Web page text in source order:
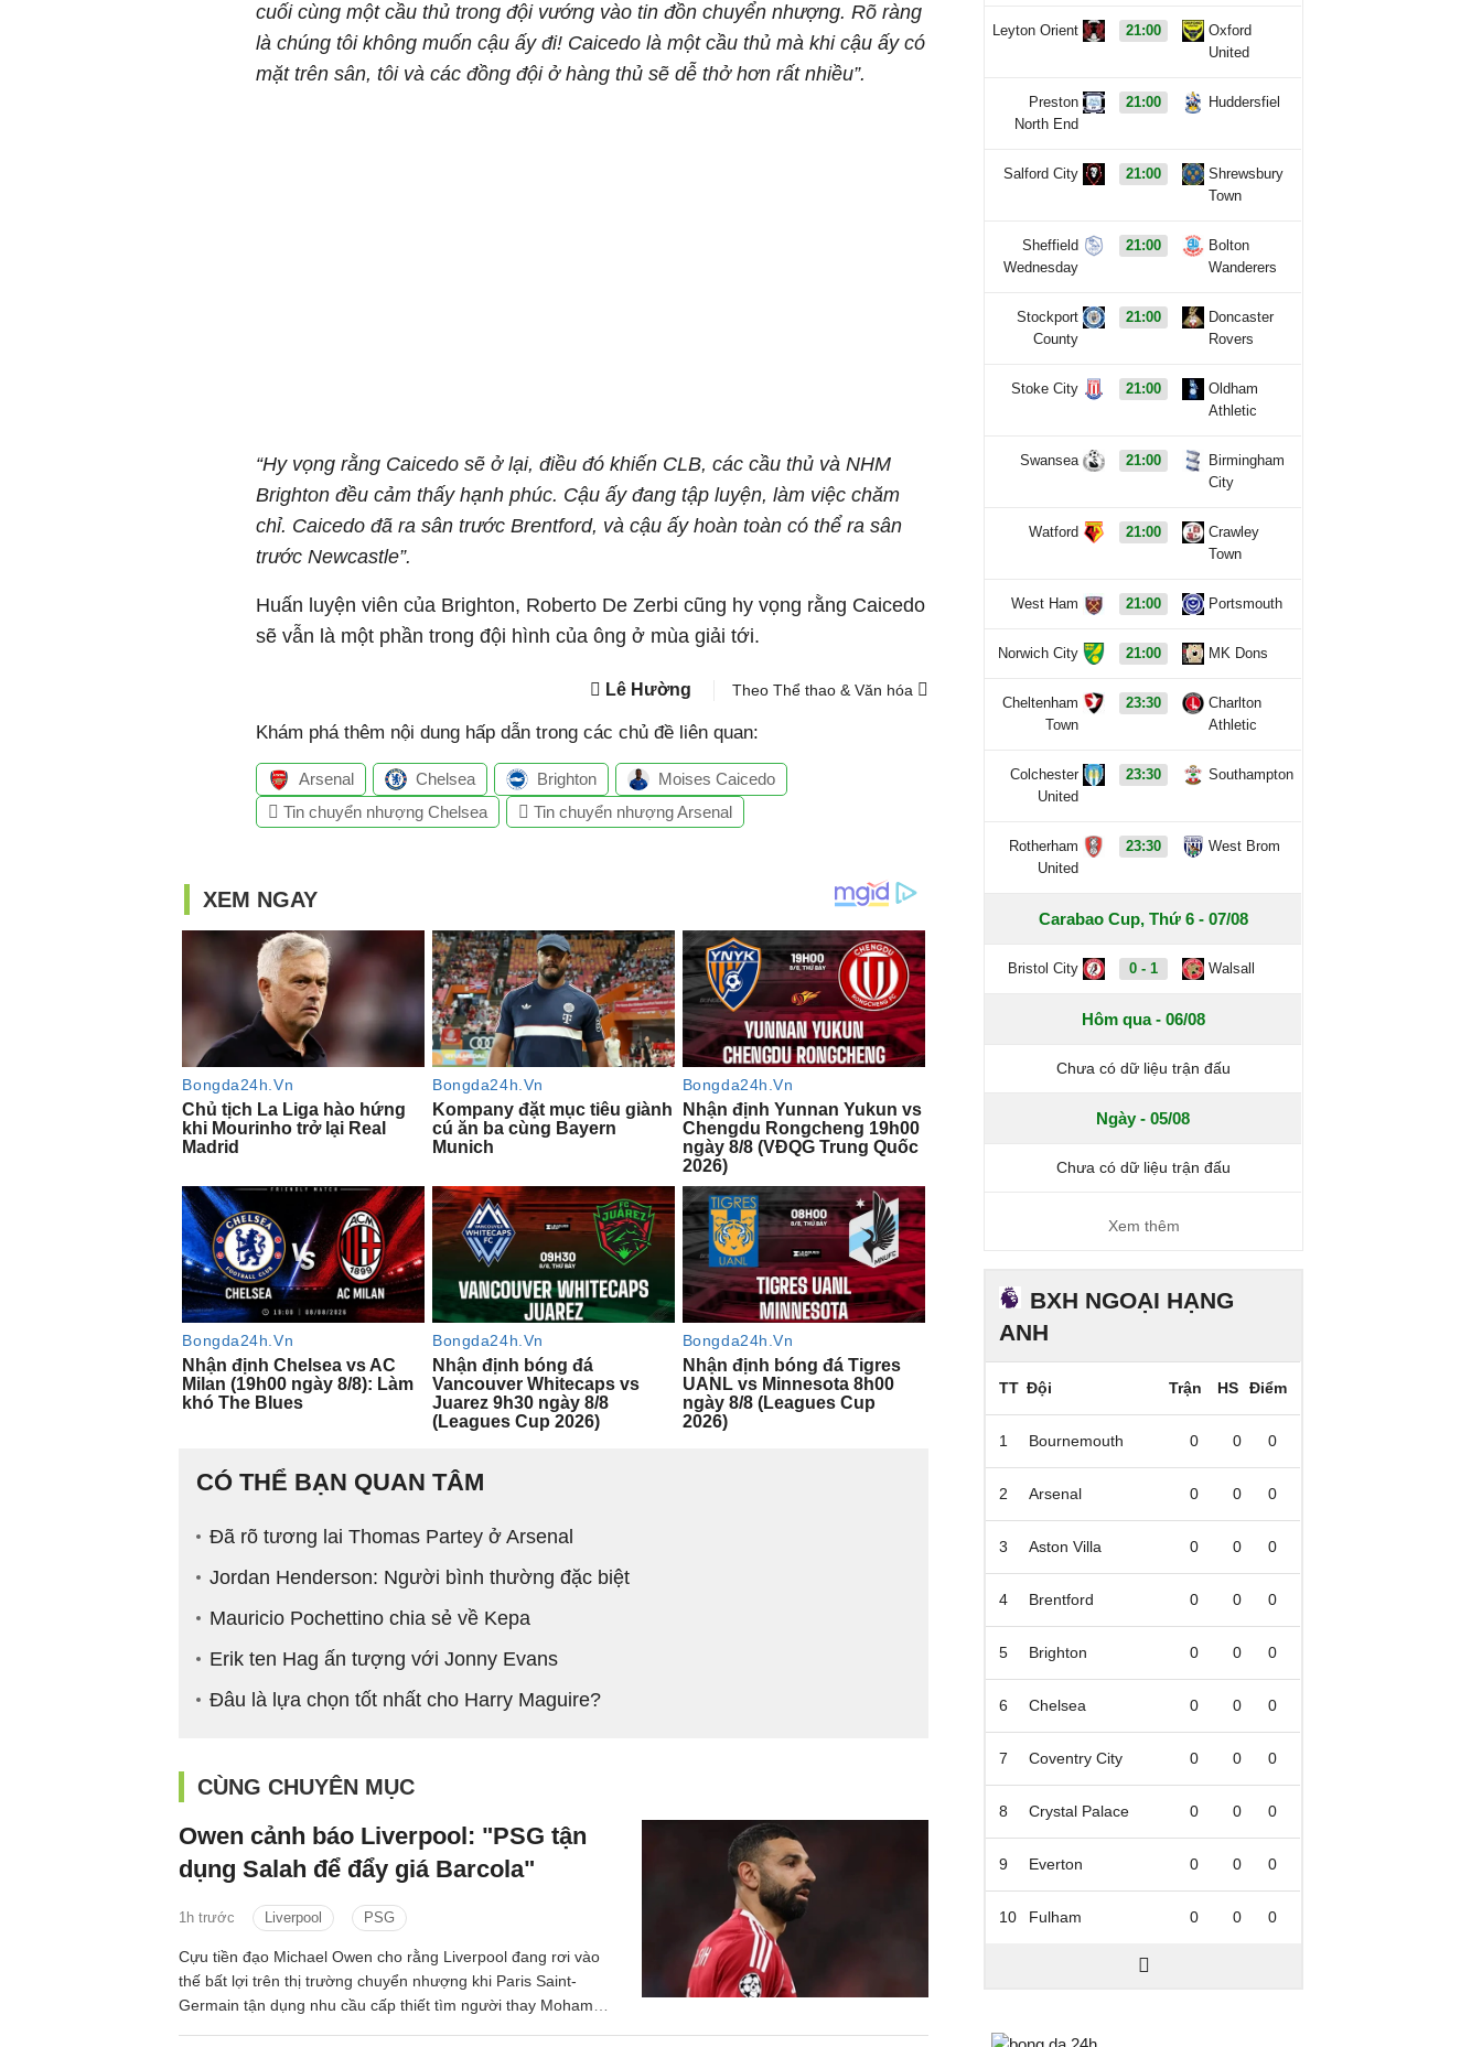
cuối cùng một cầu thủ trong đội vướng vào tin đồn chuyển nhượng. Rõ ràng
là chúng tôi không muốn cậu ấy đi! Caicedo là một cầu thủ mà khi cậu ấy có
mặt trên sân, tôi và các đồng đội ở hàng thủ sẽ dễ thở hơn rất nhiều”.
“Hy vọng rằng Caicedo sẽ ở lại, điều đó khiến CLB, các cầu thủ và NHM
Brighton đều cảm thấy hạnh phúc. Cậu ấy đang tập luyện, làm việc chăm
chỉ. Caicedo đã ra sân trước Brentford, và cậu ấy hoàn toàn có thể ra sân
trước Newcastle”.
Huấn luyện viên của Brighton, Roberto De Zerbi cũng hy vọng rằng Caicedo
sẽ vẫn là một phần trong đội hình của ông ở mùa giải tới.
Lê Hường Theo Thể thao & Văn hóa
Khám phá thêm nội dung hấp dẫn trong các chủ đề liên quan:
Arsenal Chelsea Brighton
Moises Caicedo
Tin chuyển nhượng Chelsea
Tin chuyển nhượng Arsenal
CÓ THỂ BẠN QUAN TÂM
Đã rõ tương lai Thomas Partey ở Arsenal
Jordan Henderson: Người bình thường đặc biệt
Mauricio Pochettino chia sẻ về Kepa
Erik ten Hag ấn tượng với Jonny Evans
Đâu là lựa chọn tốt nhất cho Harry Maguire?
CÙNG CHUYÊN MỤC
Owen cảnh báo Liverpool: "PSG tận
dụng Salah để đẩy giá Barcola"
1h trước Liverpool PSG
Cựu tiền đạo Michael Owen cho rằng Liverpool đang rơi vào
thế bất lợi trên thị trường chuyển nhượng khi Paris Saint-
Germain tận dụng nhu cầu cấp thiết tìm người thay Mohamed
Leyton Orient 21:00
Oxford
United
Preston
North End
21:00 Huddersfiel
Salford City 21:00
Shrewsbury
Town
Sheffield
Wednesday
21:00
Bolton
Wanderers
Stockport
County
21:00
Doncaster
Rovers
Stoke City 21:00
Oldham
Athletic
Swansea 21:00
Birmingham
City
Watford 21:00
Crawley
Town
West Ham 21:00 Portsmouth
Norwich City 21:00 MK Dons
Cheltenham
Town
23:30
Charlton
Athletic
Colchester
United
23:30 Southampton
Rotherham
United
23:30 West Brom
Carabao Cup, Thứ 6 - 07/08
Bristol City 0 - 1 Walsall
Hôm qua - 06/08
Chưa có dữ liệu trận đấu
Ngày - 05/08
Chưa có dữ liệu trận đấu
Xem thêm
BXH NGOẠI HẠNG
ANH
TT Đội Trận HS Điểm
1 Bournemouth 0 0 0
2 Arsenal 0 0 0
3 Aston Villa 0 0 0
4 Brentford 0 0 0
5 Brighton 0 0 0
6 Chelsea 0 0 0
7 Coventry City 0 0 0
8 Crystal Palace 0 0 0
9 Everton 0 0 0
10 Fulham 0 0 0